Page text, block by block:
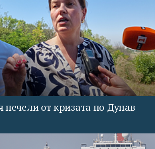
печели от кризата по Дунав